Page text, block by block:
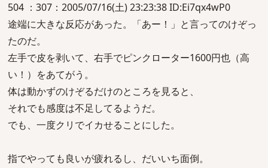
504 ：307：2005/07/16(土) 23:23:38 ID:Ei7qx4wP0
途端に大きな反応があった。「あー！」と言ってのけぞっ
たのだ。
左手で皮を剥いて、右手でピンクローター1600円也（高
い！）をあてがう。
体は動かずのけぞるだけのところを見ると、
それでも感度は不足してるようだ。
でも、一度クリでイカせることにした。
指でやっても良いが疲れるし、だいいち面倒。